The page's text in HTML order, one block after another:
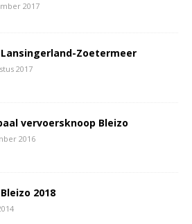
2017
Zoetermeer
2017
vervoersknoop Bleizo
2016
2018